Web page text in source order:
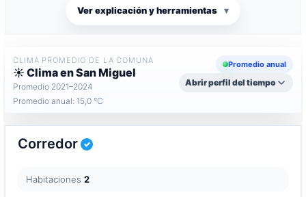
Ver explicación y herramientas ▾
CLIMA PROMEDIO DE LA COMUNA
☀️ Clima en San Miguel
Promedio 2021–2024
Promedio anual: 15,0 °C
Promedio anual
Abrir perfil del tiempo
Corredor
Habitaciones 2